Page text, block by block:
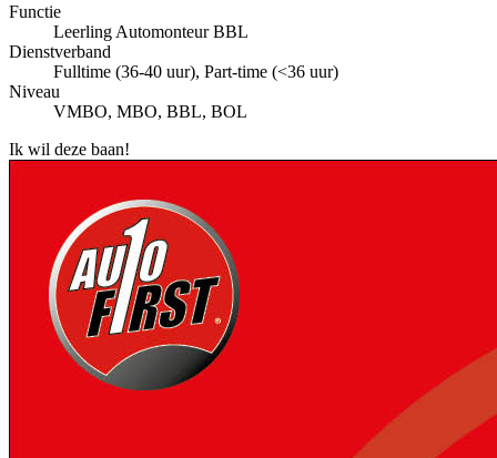
Functie
Leerling Automonteur BBL
Dienstverband
Fulltime (36-40 uur), Part-time (<36 uur)
Niveau
VMBO, MBO, BBL, BOL
Ik wil deze baan!